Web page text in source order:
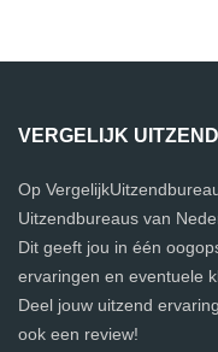
VERGELIJK
Op
Uitzendbureaus van
Dit geeft jou in één
ervaringen en eventuele
Deel jouw uitzend
ook een review!